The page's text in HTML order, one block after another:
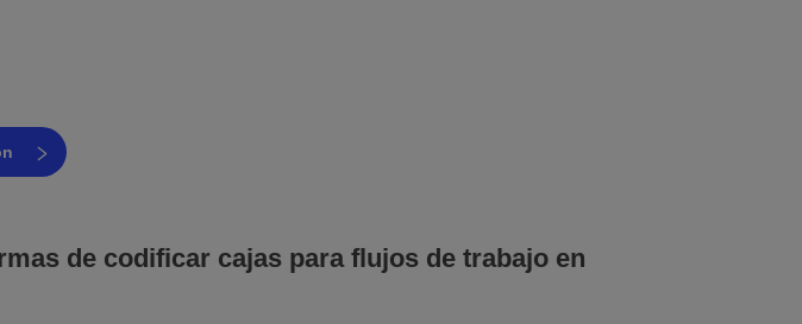
de codificar cajas para flujos de trabajo en